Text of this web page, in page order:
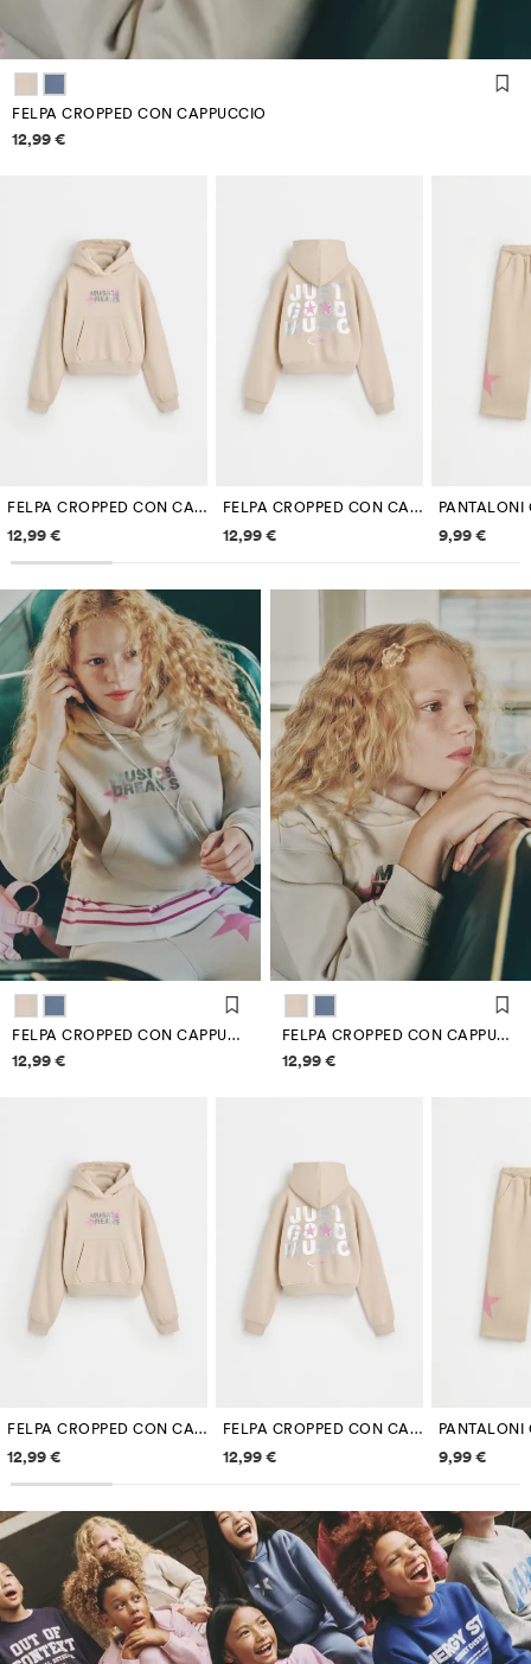
FELPA CROPPED CON CAPPUCCIO
Informazioni sui prezzi
12,99 €
FELPA CROPPED CON CAPPUCCIO
Informazioni sui prezzi
12,99 €
FELPA CROPPED CON CAPPUCCIO
Informazioni sui prezzi
12,99 € 9,99 €
FELPA CROPPED CON CAPPUCCIO
Informazioni sui prezzi
12,99 €
FELPA CROPPED CON CAPPUCCIO
Informazioni sui prezzi
12,99 €
FELPA CROPPED CON CAPPUCCIO
Informazioni sui prezzi
12,99 €
FELPA CROPPED CON CAPPUCCIO
Informazioni sui prezzi
12,99 € 9,99 €